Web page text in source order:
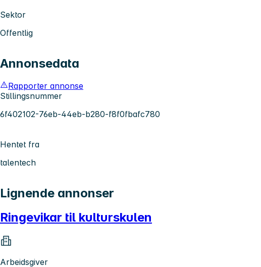
Sektor
Offentlig
Annonsedata
Rapporter annonse
Stillingsnummer
6f402102-76eb-44eb-b280-f8f0fbafc780
Hentet fra
talentech
Lignende annonser
Ringevikar til kulturskulen
Arbeidsgiver